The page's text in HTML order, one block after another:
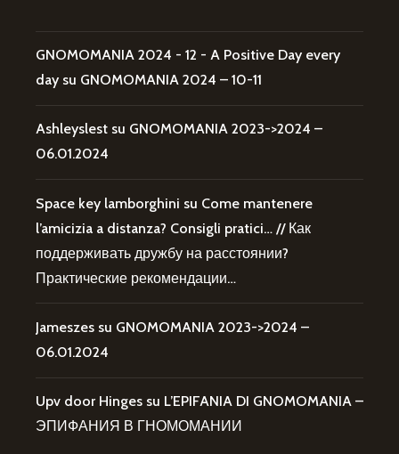
GNOMOMANIA 2024 - 12 - A Positive Day every
day su GNOMOMANIA 2024 – 10-11
Ashleyslest su GNOMOMANIA 2023->2024 –
06.01.2024
Space key lamborghini su Come mantenere
l’amicizia a distanza? Consigli pratici… // Как
поддерживать дружбу на расстоянии?
Практические рекомендации…
Jameszes su GNOMOMANIA 2023->2024 –
06.01.2024
Upv door Hinges su L’EPIFANIA DI GNOMOMANIA –
ЭПИФАНИЯ В ГНОМОМАНИИ